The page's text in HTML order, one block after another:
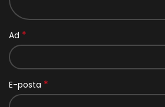
Ad *
E-posta *